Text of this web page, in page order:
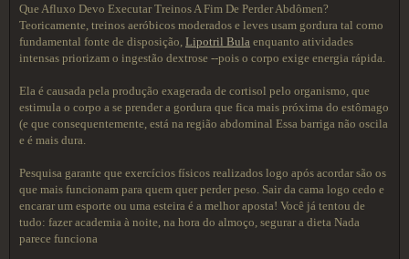
Que Afluxo Devo Executar Treinos A Fim De Perder Abdômen?
Teoricamente, treinos aeróbicos moderados e leves usam gordura tal como
fundamental fonte de disposição, Lipotril Bula enquanto atividades
intensas priorizam o ingestão dextrose --pois o corpo exige energia rápida.
Ela é causada pela produção exagerada de cortisol pelo organismo, que
estimula o corpo a se prender a gordura que fica mais próxima do estômago
(e que consequentemente, está na região abdominal Essa barriga não oscila
e é mais dura.
Pesquisa garante que exercícios físicos realizados logo após acordar são os
que mais funcionam para quem quer perder peso. Sair da cama logo cedo e
encarar um esporte ou uma esteira é a melhor aposta! Você já tentou de
tudo: fazer academia à noite, na hora do almoço, segurar a dieta Nada
parece funciona